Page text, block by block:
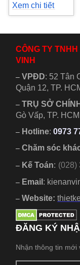
cập nhật thêm
mẫu thiết kế
tiện nghi nữa...
Xem chi tiết
CÔNG TY
VINH
–VPĐD: 52 Tân
Quận 12, TP.
– TRỤ SỞ CHÍNH
Gò Vấp, TP. HCM
– Hotline: 0973
– Chăm sóc
– Kế Toán: (028)
– Email :
– Website:
ĐĂNG KÝ
Nhận thông tin mới